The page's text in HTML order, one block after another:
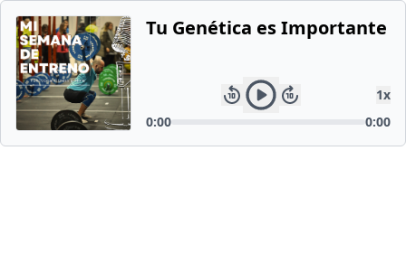
Tu Genética es Importante
1x
0:00
0:00